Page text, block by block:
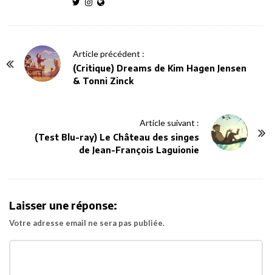
Article précédent :
(Critique) Dreams de Kim Hagen Jensen
& Tonni Zinck
Article suivant :
(Test Blu-ray) Le Château des singes
de Jean-François Laguionie
Laisser une réponse:
Votre adresse email ne sera pas publiée.